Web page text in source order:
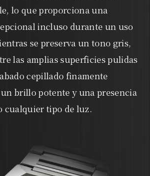
lo que proporciona una
incluso durante un uso
se preserva un tono gris,
las amplias superficies pulidas
cepillado finamente
brillo potente y una presencia
cualquier tipo de luz.